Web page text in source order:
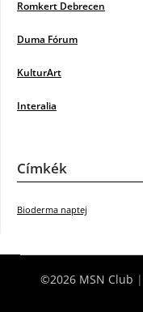
Romkert Debrecen
Duma Fórum
KulturArt
Interalia
Címkék
Bioderma naptej
©2026 MSN Club